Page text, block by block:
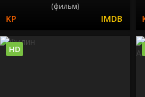
(фильм)
HD